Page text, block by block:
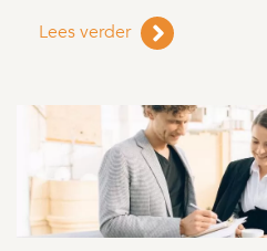
Lees verder